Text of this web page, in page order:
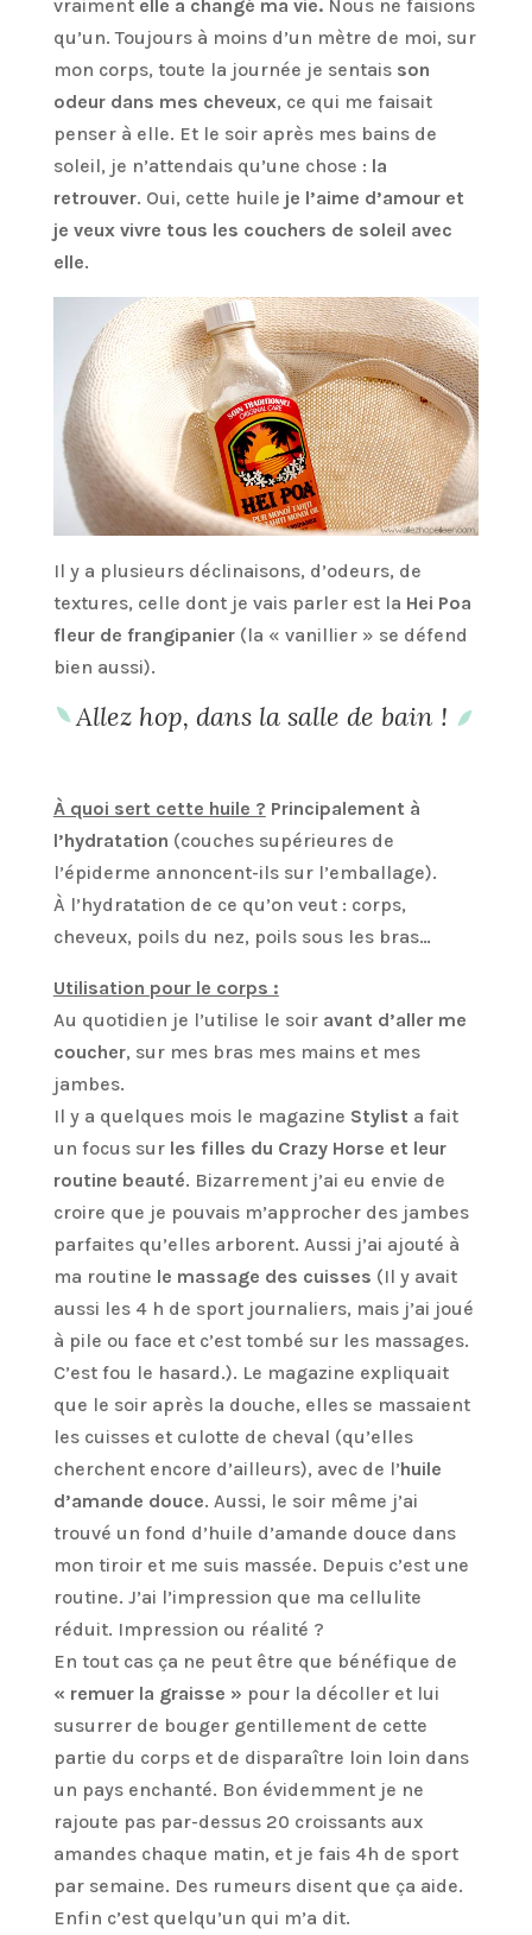
vraiment elle a changé ma vie.Nous ne faisions
qu’un. Toujours à moins d’un mètre de moi, sur
mon corps, toute la journée je sentaisson
odeur dans mes cheveux, ce qui me faisait
penser à elle. Et le soir après mes bains de
soleil, je n’attendais qu’une chose : la
retrouver. Oui, cette huile je l’aime d’amour et
je veux vivre tous les couchers de soleil avec
elle.
Il y a plusieurs déclinaisons, d’odeurs, de
textures, celle dont je vais parler est la Hei Poa
fleur de frangipanier(la « vanillier » se défend
bien aussi).
Allez hop, dans la salle de bain !
À quoi sert cette huile ? Principalement à
l’hydratation (couches supérieures de
l’épiderme annoncent-ils sur l’emballage).
À l’hydratation de ce qu’on veut : corps,
cheveux, poils du nez, poils sous les bras…
Utilisation pour le corps :
Au quotidien je l’utilise le soir avant d’aller me
coucher, sur mes bras mes mains et mes
jambes.
Il y a quelques mois le magazine Stylist a fait
un focus sur les filles du Crazy Horse et leur
routine beauté. Bizarrement j’ai eu envie de
croire que je pouvais m’approcher des jambes
parfaites qu’elles arborent. Aussi j’ai ajouté à
ma routine le massage des cuisses (Il y avait
aussi les 4 h de sport journaliers, mais j’ai joué
à pile ou face et c’est tombé sur les massages.
C’est fou le hasard.). Le magazine expliquait
que le soir après la douche, elles se massaient
les cuisses et culotte de cheval (qu’elles
cherchent encore d’ailleurs), avec de l’huile
d’amande douce. Aussi, le soir même j’ai
trouvé un fond d’huile d’amande douce dans
mon tiroir et me suis massée. Depuis c’est une
routine. J’ai l’impression que ma cellulite
réduit. Impression ou réalité ?
En tout cas ça ne peut être que bénéfique de
« remuer la graisse » pour la décoller et lui
susurrer de bouger gentillement de cette
partie du corps et de disparaître loin loin dans
un pays enchanté. Bon évidemment je ne
rajoute pas par-dessus 20 croissants aux
amandes chaque matin, et je fais 4h de sport
par semaine. Des rumeurs disent que ça aide.
Enfin c’est quelqu’un qui m’a dit.